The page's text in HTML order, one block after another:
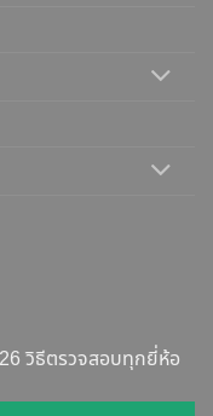
วิธีตรวจสอบทุกยี่ห้อ